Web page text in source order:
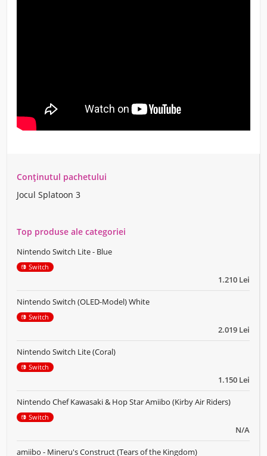
Conținutul pachetului
Jocul Splatoon 3
Top produse ale categoriei
1.210 Lei
Nintendo Switch Lite - Blue
Switch
2.019 Lei
Nintendo Switch (OLED-Model) White
Switch
1.150 Lei
Nintendo Switch Lite (Coral)
Switch
N/A
Nintendo Chef Kawasaki & Hop Star Amiibo (Kirby Air Riders)
Switch
amiibo - Mineru's Construct (Tears of the Kingdom)